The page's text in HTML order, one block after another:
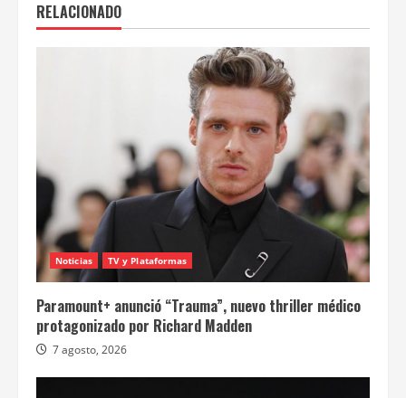
RELACIONADO
Noticias TV y Plataformas
Paramount+ anunció “Trauma”, nuevo thriller médico
protagonizado por Richard Madden
7 agosto, 2026